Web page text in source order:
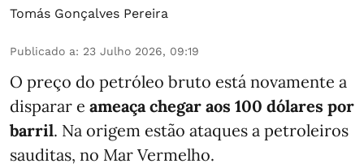
Tomás Gonçalves Pereira
Publicado a: 23 Julho 2026, 09:19
O preço do petróleo bruto está novamente a
disparar e ameaça chegar aos 100 dólares por
barril. Na origem estão ataques a petroleiros
sauditas, no Mar Vermelho.